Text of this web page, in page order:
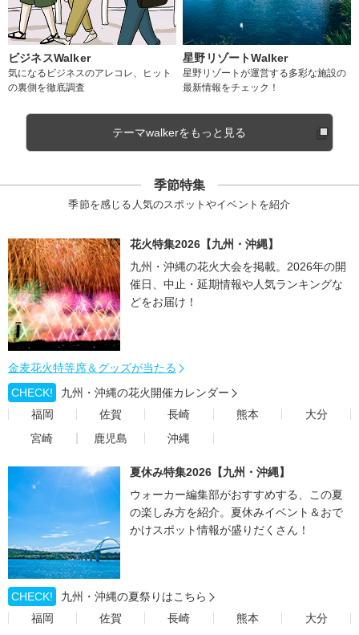
ビジネスWalker
気になるビジネスのアレコレ、ヒット
の裏側を徹底調査
星野リゾートWalker
星野リゾートが運営する多彩な施設の
最新情報をチェック！
テーマwalkerをもっと見る
季節特集
季節を感じる人気のスポットやイベントを紹介
花火特集2026【九州・沖縄】
九州・沖縄の花火大会を掲載。2026年の開
催日、中止・延期情報や人気ランキングな
どをお届け！
金麦花火特等席＆グッズが当たる
CHECK!
九州・沖縄の花火開催カレンダー
福岡
佐賀 長崎 熊本
大分
宮崎
鹿児島 沖縄
夏休み特集2026【九州・沖縄】
ウォーカー編集部がおすすめする、この夏
の楽しみ方を紹介。夏休みイベント＆おで
かけスポット情報が盛りだくさん！
CHECK!
九州・沖縄の夏祭りはこちら
福岡
佐賀 長崎 熊本
大分